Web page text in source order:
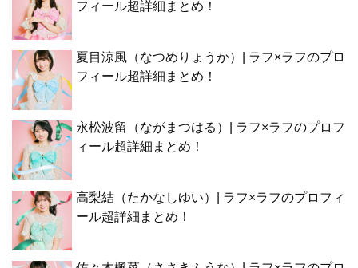
フィール超詳細まとめ！
夏目涼風（なつめりょうか）| ラフ×ラフのプロ
フィール超詳細まとめ！
永松波留（ながまつはる）| ラフ×ラフのプロフ
ィール超詳細まとめ！
高梨結（たかなしゆい）| ラフ×ラフのプロフィ
ール超詳細まとめ！